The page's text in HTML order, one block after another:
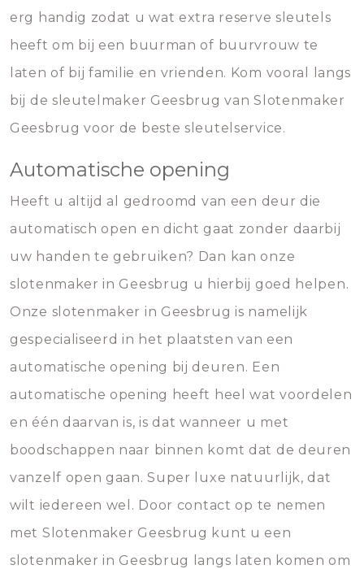
erg handig zodat u wat extra reserve sleutels
heeft om bij een buurman of buurvrouw te
laten of bij familie en vrienden. Kom vooral langs
bij de sleutelmaker Geesbrug van Slotenmaker
Geesbrug voor de beste sleutelservice.
Automatische opening
Heeft u altijd al gedroomd van een deur die
automatisch open en dicht gaat zonder daarbij
uw handen te gebruiken? Dan kan onze
slotenmaker in Geesbrug u hierbij goed helpen.
Onze slotenmaker in Geesbrug is namelijk
gespecialiseerd in het plaatsten van een
automatische opening bij deuren. Een
automatische opening heeft heel wat voordelen
en één daarvan is, is dat wanneer u met
boodschappen naar binnen komt dat de deuren
vanzelf open gaan. Super luxe natuurlijk, dat
wilt iedereen wel. Door contact op te nemen
met Slotenmaker Geesbrug kunt u een
slotenmaker in Geesbrug langs laten komen om